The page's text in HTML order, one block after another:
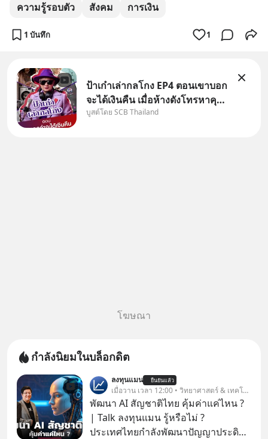
ความรู้รอบตัว สังคม การเงิน
1 บันทึก 1
ป้าเก๋าเล่ากลโกง EP4 ตอนเขาบอก
จะได้เงินคืน เมื่อห้างดังโทรหาคุณ
วิยะดา แจ้งเรื่องเคลมสินค้าแล้ว
บูสต์โดย SCB Thailand
โฆษณา
กำลังนิยมในบล็อกดิต
ลงทุนแมน ยืนยันแล้ว
เมื่อวาน เวลา 12:00 • วิทยาศาสตร์ & เทคโนโลยี
พัฒนา AI สัญชาติไทย คุ้มค่าแค่ไหน ?
| Talk ลงทุนแมน รู้หรือไม่ ?
ประเทศไทยกำลังพัฒนาปัญญาประดิษฐ์